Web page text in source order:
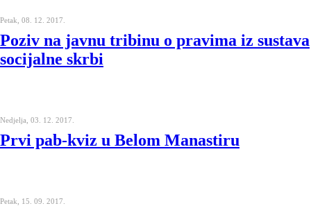
Petak, 08. 12. 2017.
Poziv na javnu tribinu o pravima iz sustava
socijalne skrbi
Nedjelja, 03. 12. 2017.
Prvi pab-kviz u Belom Manastiru
Petak, 15. 09. 2017.